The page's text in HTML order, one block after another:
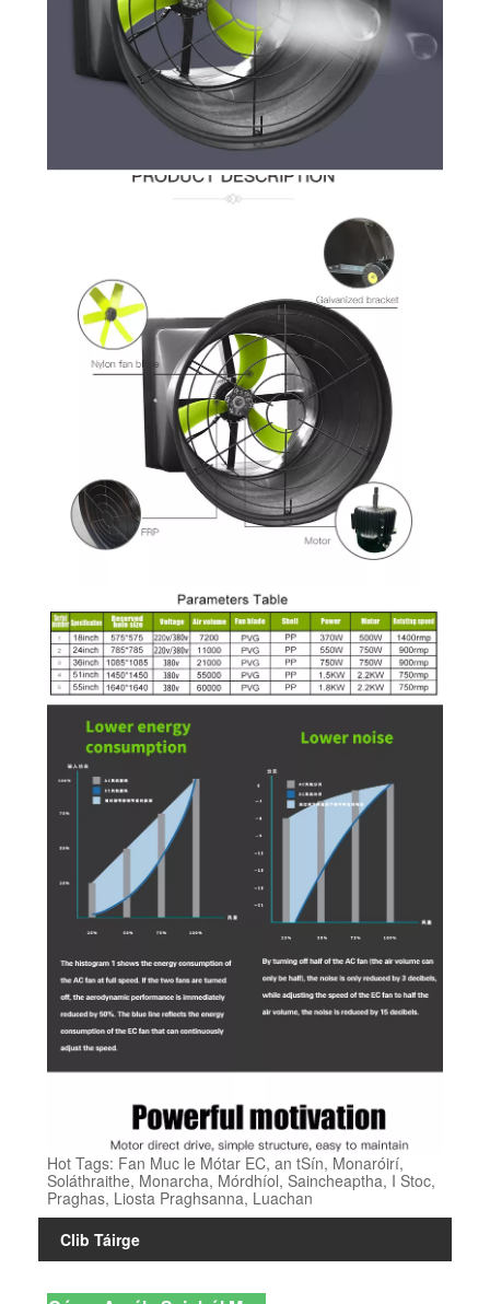
Hot Tags: Fan Muc le Mótar EC, an tSín, Monaróirí,
Soláthraithe, Monarcha, Mórdhíol, Saincheaptha, I Stoc,
Praghas, Liosta Praghsanna, Luachan
Clib Táirge